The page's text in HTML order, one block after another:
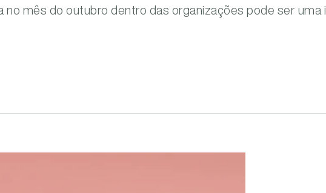
mês do outubro dentro das organizações pode ser uma